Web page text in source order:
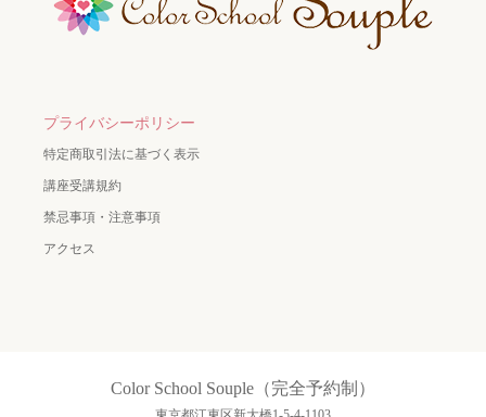
プライバシーポリシー
特定商取引法に基づく表示
講座受講規約
禁忌事項・注意事項
アクセス
Color School Souple（完全予約制）